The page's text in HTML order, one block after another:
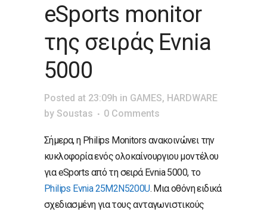
eSports monitor
της σειράς Evnia
5000
Posted at 23:09h in GAMES, HARDWARE
by Soustas 0 Comments
Σήμερα, η Philips Monitors ανακοινώνει την
κυκλοφορία ενός ολοκαίνουργιου μοντέλου
για eSports από τη σειρά Evnia 5000, το
Philips Evnia 25M2N5200U. Μια οθόνη ειδικά
σχεδιασμένη για τους ανταγωνιστικούς